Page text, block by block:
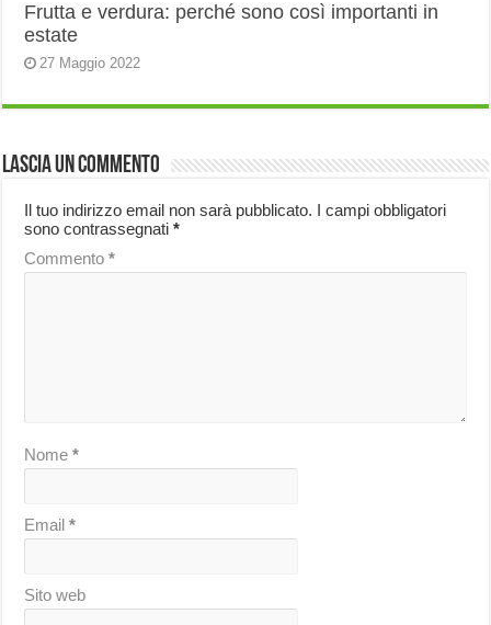
Frutta e verdura: perché sono così importanti in
estate
27 Maggio 2022
Lascia un commento
Il tuo indirizzo email non sarà pubblicato. I campi obbligatori
sono contrassegnati*
Commento*
Nome*
Email*
Sito web